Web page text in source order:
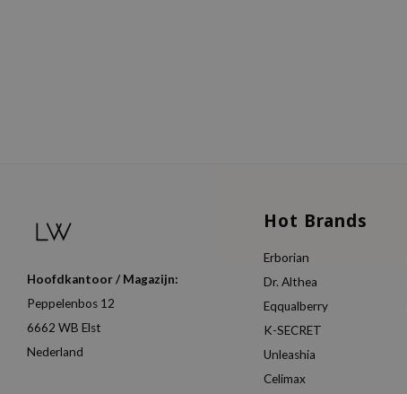
Hoofdkantoor / Magazijn:
Peppelenbos 12
6662 WB Elst
Nederland
Hot Brands
Erborian
Dr. Althea
Eqqualberry
K-SECRET
Unleashia
Celimax